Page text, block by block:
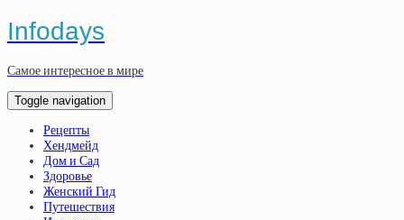
Infodays
Самое интересное в мире
Toggle navigation
Рецепты
Хендмейд
Дом и Сад
Здоровье
Женский Гид
Путешествия